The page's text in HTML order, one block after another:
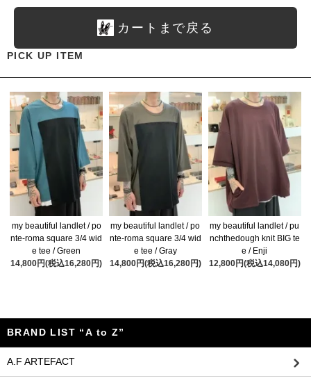
カートまで戻る
PICK UP ITEM
my beautiful landlet / po
nte-roma square 3/4 wid
e tee / Green
14,800円(税込16,280円)
my beautiful landlet / po
nte-roma square 3/4 wid
e tee / Gray
14,800円(税込16,280円)
my beautiful landlet / pu
nchthedough knit BIG te
e / Enji
12,800円(税込14,080円)
BRAND LIST “A to Z”
A.F ARTEFACT